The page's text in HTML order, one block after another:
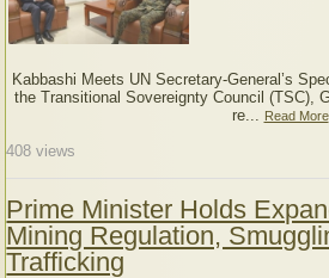
Kabbashi Meets UN Secretary-General’s
the Transitional Sovereignty Council (TSC),
re... Read More
408 views
Prime Minister Holds
Mining Regulation,
Trafficking